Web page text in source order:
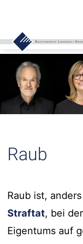
Raub
Raub ist,
Straftat, bei
Eigentums auf